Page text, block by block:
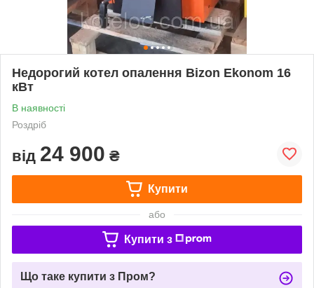
Недорогий котел опалення Bizon Ekonom 16
кВт
В наявності
Роздріб
від 24 900 ₴
Купити
або
Купити з
Що таке купити з Пром?